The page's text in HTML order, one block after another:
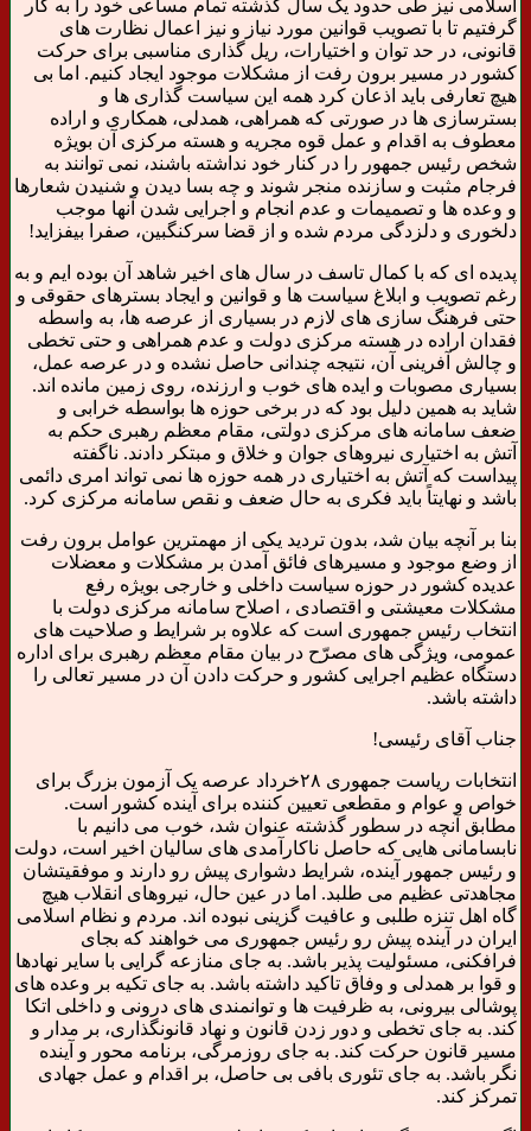
اسلامی نیز طی حدود یک سال گذشته تمام مساعی خود را به کار
گرفتیم تا با تصویب قوانین مورد نیاز و نیز اعمال نظارت های
قانونی، در حد توان و اختیارات، ریل گذاری مناسبی برای حرکت
کشور در مسیر برون رفت از مشکلات موجود ایجاد کنیم. اما بی
هیچ تعارفی باید اذعان کرد همه این سیاست گذاری ها و
بسترسازی ها در صورتی که همراهی، همدلی، همکاری و اراده
معطوف به اقدام و عمل قوه مجریه و هسته مرکزی آن بویژه
شخص رئیس جمهور را در کنار خود نداشته باشند، نمی توانند به
فرجام مثبت و سازنده منجر شوند و چه بسا دیدن و شنیدن شعارها
و وعده ها و تصمیمات و عدم انجام و اجرایی شدن آنها موجب
دلخوری و دلزدگی مردم شده و از قضا سرکنگبین، صفرا بیفزاید!
پدیده ای که با کمال تاسف در سال های اخیر شاهد آن بوده ایم و به
رغم تصویب و ابلاغ سیاست ها و قوانین و ایجاد بسترهای حقوقی و
حتی فرهنگ سازی های لازم در بسیاری از عرصه ها، به واسطه
فقدان اراده در هسته مرکزی دولت و عدم همراهی و حتی تخطی
و چالش آفرینی آن، نتیجه چندانی حاصل نشده و در عرصه عمل،
بسیاری مصوبات و ایده های خوب و ارزنده، روی زمین مانده اند.
شاید به همین دلیل بود که در برخی حوزه ها بواسطه خرابی و
ضعف سامانه های مرکزی دولتی، مقام معظم رهبری حکم به
آتش به اختیاری نیروهای جوان و خلاق و مبتکر دادند. ناگفته
پیداست که آتش به اختیاری در همه حوزه ها نمی تواند امری دائمی
باشد و نهایتاً باید فکری به حال ضعف و نقص سامانه مرکزی کرد.
بنا بر آنچه بیان شد، بدون تردید یکی از مهمترین عوامل برون رفت
از وضع موجود و مسیرهای فائق آمدن بر مشکلات و معضلات
عدیده کشور در حوزه سیاست داخلی و خارجی بویژه رفع
مشکلات معیشتی و اقتصادی ، اصلاح سامانه مرکزی دولت با
انتخاب رئیس جمهوری است که علاوه بر شرایط و صلاحیت های
عمومی، ویژگی های مصرّح در بیان مقام معظم رهبری برای اداره
دستگاه عظیم اجرایی کشور و حرکت دادن آن در مسیر تعالی را
داشته باشد.
جناب آقای رئیسی!
انتخابات ریاست جمهوری ۲۸خرداد عرصه یک آزمون بزرگ برای
خواص و عوام و مقطعی تعیین کننده برای آینده کشور است.
مطابق آنچه در سطور گذشته عنوان شد، خوب می دانیم با
نابسامانی هایی که حاصل ناکارآمدی های سالیان اخیر است، دولت
و رئیس جمهور آینده، شرایط دشواری پیش رو دارند و موفقیتشان
مجاهدتی عظیم می طلبد. اما در عین حال، نیروهای انقلاب هیچ
گاه اهل تنزه طلبی و عافیت گزینی نبوده اند. مردم و نظام اسلامی
ایران در آینده پیش رو رئیس جمهوری می خواهند که بجای
فرافکنی، مسئولیت پذیر باشد. به جای منازعه گرایی با سایر نهادها
و قوا بر همدلی و وفاق تاکید داشته باشد. به جای تکیه بر وعده های
پوشالی بیرونی، به ظرفیت ها و توانمندی های درونی و داخلی اتکا
کند. به جای تخطی و دور زدن قانون و نهاد قانونگذاری، بر مدار و
مسیر قانون حرکت کند. به جای روزمرگی، برنامه محور و آینده
نگر باشد. به جای تئوری بافی بی حاصل، بر اقدام و عمل جهادی
تمرکز کند.